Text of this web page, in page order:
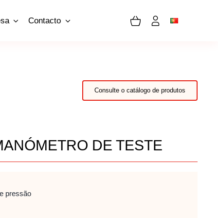
Contacto
Consulte o catálogo de produtos
DE TESTE
pressão